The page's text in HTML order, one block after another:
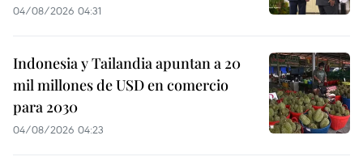
04/08/2026 04:31
Indonesia y Tailandia apuntan a 20
mil millones de USD en comercio
para 2030
04/08/2026 04:23